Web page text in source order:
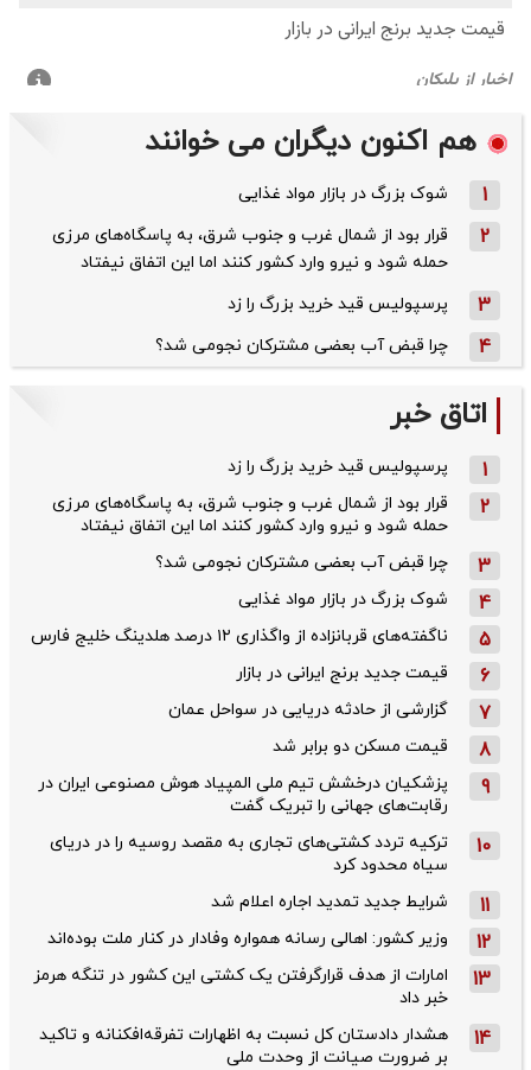
هم اکنون دیگران می خوانند
1 شوک بزرگ در بازار مواد غذایی
2
قرار بود از شمال ‌غرب و جنوب‌ شرق، به پاسگاه‌های مرزی
حمله شود و نیرو وارد کشور کنند اما این اتفاق نیفتاد
3 پرسپولیس قید خرید بزرگ را زد
4 چرا قبض آب بعضی مشترکان نجومی شد؟
اتاق خبر
1 پرسپولیس قید خرید بزرگ را زد
2
قرار بود از شمال ‌غرب و جنوب‌ شرق، به پاسگاه‌های مرزی
حمله شود و نیرو وارد کشور کنند اما این اتفاق نیفتاد
3 چرا قبض آب بعضی مشترکان نجومی شد؟
4 شوک بزرگ در بازار مواد غذایی
5 ناگفته‌های قربانزاده از واگذاری ۱۲ درصد هلدینگ خلیج فارس
6 قیمت جدید برنج ایرانی در بازار
7 گزارشی از حادثه دریایی در سواحل عمان
8 قیمت مسکن دو برابر شد
9
پزشکیان درخشش تیم ملی المپیاد هوش مصنوعی ایران در
رقابت‌های جهانی را تبریک گفت
10
ترکیه تردد کشتی‌های تجاری به مقصد روسیه را در دریای
سیاه محدود کرد
11 شرایط جدید تمدید اجاره اعلام شد
12 وزیر کشور: اهالی رسانه همواره وفادار در کنار ملت بوده‌اند
13
امارات از هدف قرارگرفتن یک کشتی این کشور در تنگه هرمز
خبر داد
14
هشدار دادستان کل نسبت به اظهارات تفرقه‌افکنانه و تاکید
بر ضرورت صیانت از وحدت ملی